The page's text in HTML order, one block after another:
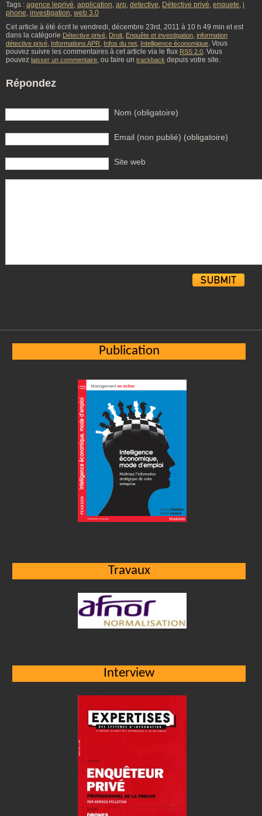
Tags : agence leprivé, application, arp, detective, Détective privé, enquete, i
phone, investigation, web 3.0
Cet article à été écrit le vendredi, décembre 23rd, 2011 à 10 h 49 min et est
dans la catégorie Détective privé, Droit, Enquête et investigation, information
détective privé, Informations APR, Infos du net, Intelligence économique. Vous
pouvez suivre les commentaires à cet article via le flux RSS 2.0. Vous
pouvez laisser un commentaire, ou faire un trackback depuis votre site.
Répondez
Nom (obligatoire)
Email (non publié) (obligatoire)
Site web
Publication
Travaux
Interview